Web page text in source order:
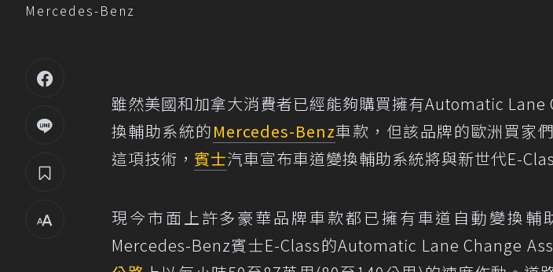
Mercedes-Benz
雖然美國和加拿大消費者已經能夠購買擁有Automatic Lane
換輔助系統的Mercedes-Benz車款，但該品牌的歐洲買家
這項技術， 賓士汽車宣布車道變換輔助系統將與新世代E-
現今市面上許多豪華品牌車款都已擁有車道自動變換輔
Mercedes-Benz賓士E-Class的Automatic Lane Change